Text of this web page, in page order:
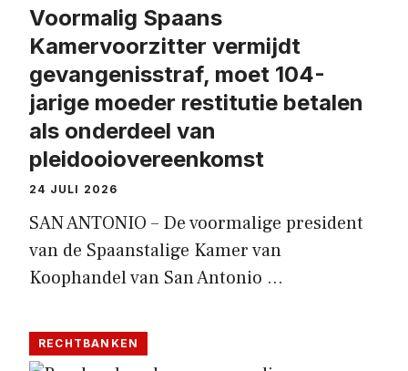
Voormalig Spaans
Kamervoorzitter vermijdt
gevangenisstraf, moet 104-
jarige moeder restitutie betalen
als onderdeel van
pleidooiovereenkomst
24 JULI 2026
SAN ANTONIO – De voormalige president
van de Spaanstalige Kamer van
Koophandel van San Antonio …
RECHTBANKEN